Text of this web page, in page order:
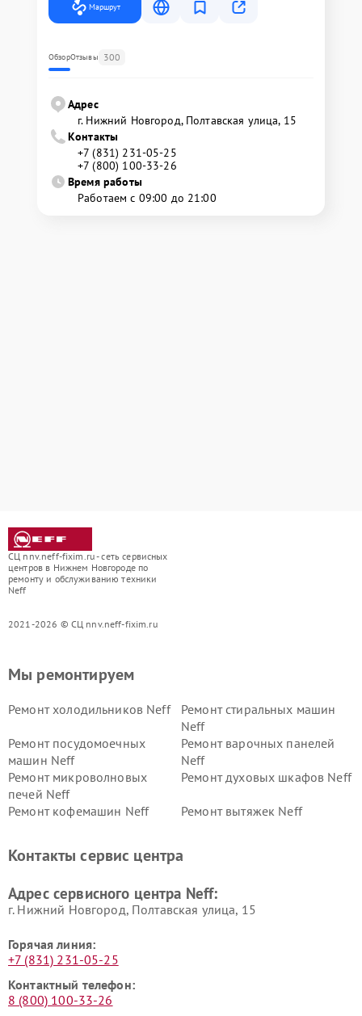
Маршрут
ОбзорОтзывы 300
Адрес
г. Нижний Новгород, Полтавская улица, 15
Контакты
+7 (831) 231-05-25
+7 (800) 100-33-26
Время работы
Работаем с 09:00 до 21:00
СЦ nnv.neff-fixim.ru - сеть сервисных
центров в Нижнем Новгороде по
ремонту и обслуживанию техники
Neff
2021-2026 © СЦ nnv.neff-fixim.ru
Мы ремонтируем
Ремонт холодильников Neff
Ремонт стиральных машин
Neff
Ремонт посудомоечных
машин Neff
Ремонт варочных панелей
Neff
Ремонт микроволновых
печей Neff
Ремонт духовых шкафов Neff
Ремонт кофемашин Neff Ремонт вытяжек Neff
Контакты сервис центра
Адрес сервисного центра Neff:
г. Нижний Новгород, Полтавская улица, 15
Горячая линия:
+7 (831) 231-05-25
Контактный телефон:
8 (800) 100-33-26